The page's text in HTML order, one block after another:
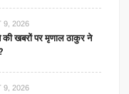
9, 2026
खबरों पर मृणाल ठाकुर ने
9, 2026